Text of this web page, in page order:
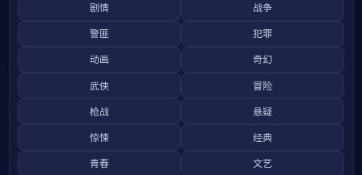
剧情 战争
警匪 犯罪
动画 奇幻
武侠 冒险
枪战 悬疑
惊悚 经典
青春 文艺